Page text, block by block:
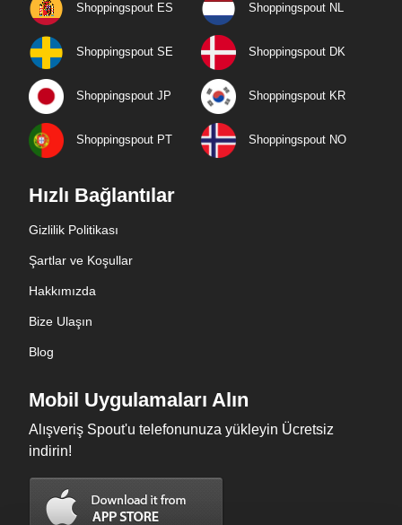
Shoppingspout ES Shoppingspout NL
Shoppingspout SE Shoppingspout DK
Shoppingspout JP Shoppingspout KR
Shoppingspout PT Shoppingspout NO
Hızlı Bağlantılar
Gizlilik Politikası
Şartlar ve Koşullar
Hakkımızda
Bize Ulaşın
Blog
Mobil Uygulamaları Alın
Alışveriş Spout'u telefonunuza yükleyin Ücretsiz
indirin!